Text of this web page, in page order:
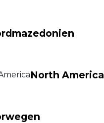
North America